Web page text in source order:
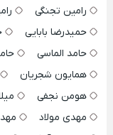
رامین تجنگی
حمیدرضا بابایی
حامد الماسی
همایون شجریان
هومن نجفی
مهدی مولاد